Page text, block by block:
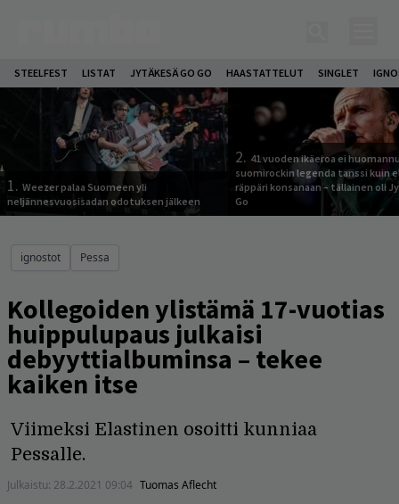
STEELFEST LISTAT JYTÄKESÄ GO GO HAASTATTELUT SINGLET
1. Weezer palaa Suomeen yli
neljännesvuosisadan odotuksen jälkeen
2. 41 vuoden ikäeroa ei
suomirockin legenda tanssi kuin
räppäri konsanaan – tällainen oli
Go
ignostot Pessa
Kollegoiden ylistämä 17-vuotias
huippulupaus julkaisi
debyyttialbuminsa – tekee
kaiken itse
Viimeksi Elastinen osoitti kunniaa
Pessalle.
Julkaistu: 28.2.2021 09:04 Tuomas Aflecht